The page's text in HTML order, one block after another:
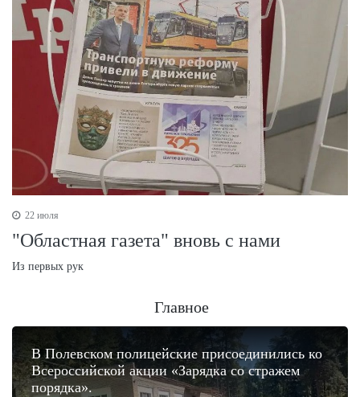
22 июля
"Областная газета" вновь с нами
Из первых рук
Главное
В Полевском полицейские присоединились ко
Всероссийской акции «Зарядка со стражем
порядка».